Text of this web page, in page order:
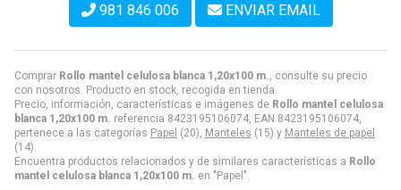
Comprar Rollo mantel celulosa blanca 1,20x100 m.
, consulte su precio
con nosotros. Producto en stock, recogida en tienda.
Precio, información, características e imágenes de Rollo mantel celulosa
blanca 1,20x100 m. referencia 8423195106074, EAN 8423195106074,
pertenece a las categorías Papel (20), Manteles (15) y Manteles de papel
(14).
Encuentra productos relacionados y de similares características a Rollo
mantel celulosa blanca 1,20x100 m. en "Papel".
981 846 006 ENVIAR EMAIL